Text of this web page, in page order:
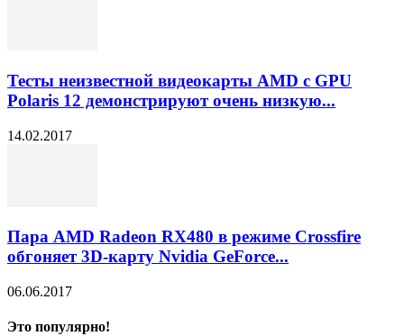
Тесты неизвестной видеокарты AMD с GPU
Polaris 12 демонстрируют очень низкую...
14.02.2017
Пара AMD Radeon RX480 в режиме Crossfire
обгоняет 3D-карту Nvidia GeForce...
06.06.2017
Это популярно!